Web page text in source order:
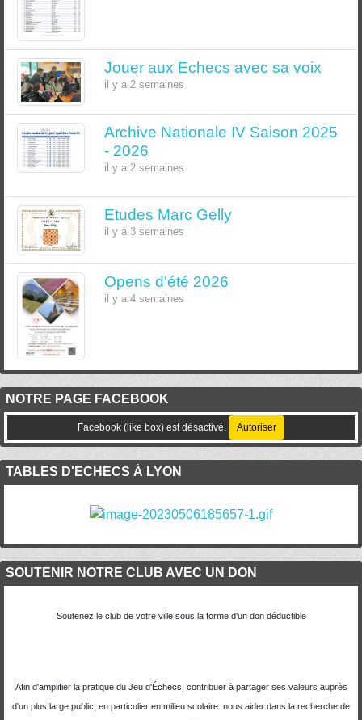
Jouer aux Echecs avec sa voix
il y a 2 semaines
Archive Nationale IV Saison 2025
- 2026
il y a 2 semaines
Etudes Marc Gelly
il y a 3 semaines
Opens d'été 2026
il y a 4 semaines
NOTRE PAGE FACEBOOK
Facebook (like box) est désactivé. Autoriser
TABLES D'ECHECS À LYON
SOUTENIR NOTRE CLUB AVEC UN DON
Soutenez le club de votre ville sous la forme d'un don déductible
Afin d'amplifier la pratique du Jeu d'Échecs, contribuer à partager ses valeurs auprès
d'un plus large public, en particulier en milieu scolaire nous aider dans la recherche de